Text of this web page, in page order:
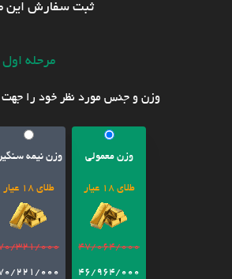
ثبت سفارش این
مرحله اول
وزن و جنس مورد نظر خود را
وزن معمولی
طلای 18 عیار
47/064/000
46/964/000
وزن نیمه
طلای 18 عیار
321/000
221/000